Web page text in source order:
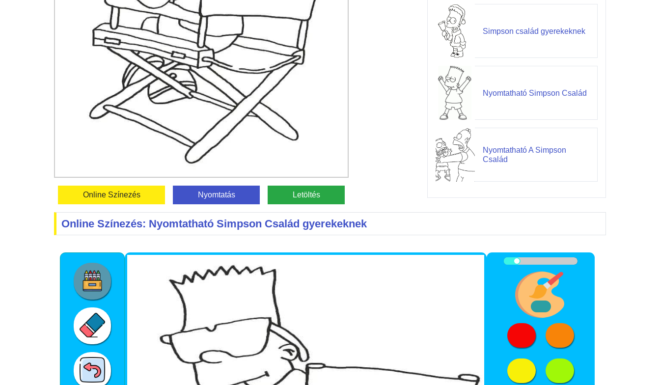
Online Színezés Nyomtatás Letöltés
Simpson család gyerekeknek
Nyomtatható Simpson Család
Nyomtatható A Simpson
Család
Online Színezés: Nyomtatható Simpson Család gyerekeknek